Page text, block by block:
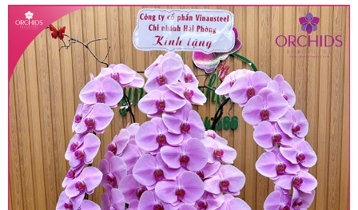
• Giá trên được miễn ship giao trong nội thành,
miễn phí in thiệp - banner theo yêu cầu khách
hàng.
• Beautiful Orchids liên kết với các cửa hàng
trên toàn quốc để phục vụ giao hoa tận nơi, mỗi
khu vực sẽ có mức giá khác nhau (tùy vào chi
phí mặt bằng, nguyên vật liệu,..) nên giá có thể sẽ
thay đổi so với giá niêm yết trên website. Khách
hàng ở Tỉnh thành khác vui lòng chủ động hỏi lại
giá trước khi đặt hàng, shop sẽ chủ động báo giá
chính xác khi có địa chỉ giao hàng cụ thể.